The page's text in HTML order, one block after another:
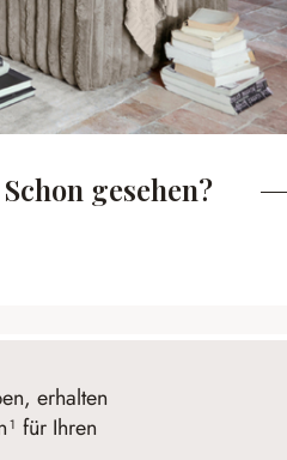
Schon gesehen?
erhalten
für Ihren